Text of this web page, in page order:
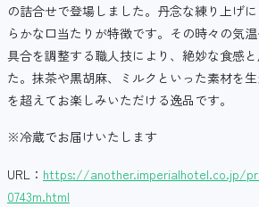
の詰合せで登場しました。丹念な練り上げ
らかな口当たりが特徴です。その時々の気
具合を調整する職人技により、絶妙な食感
た。抹茶や黒胡麻、ミルクといった素材を
を超えてお楽しみいただける逸品です。
※冷蔵でお届けいたします
URL： https://another.imperialhotel.co.jp/
0743m.html